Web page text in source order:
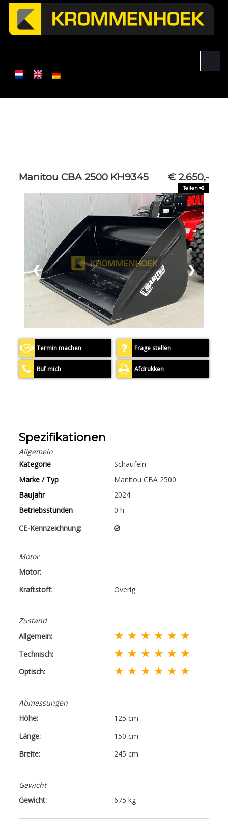
Manitou CBA 2500 KH9345 € 2.650,-
Teilen
❮ ❯
Termin machen Frage stellen
Ruf mich Afdrukken
Spezifikationen
Allgemein
Kategorie
Schaufeln
Marke / Typ
Manitou CBA 2500
Baujahr
2024
Betriebsstunden
0 h
CE-Kennzeichnung:
Motor
Motor:
Kraftstoff:
Overig
Zustand
Allgemein:
★ ★ ★ ★ ★ ★
Technisch: ★ ★ ★ ★ ★ ★
Optisch: ★ ★ ★ ★ ★ ★
Abmessungen
Höhe:
125 cm
Länge:
150 cm
Breite:
245 cm
Gewicht
Gewicht:
675 kg